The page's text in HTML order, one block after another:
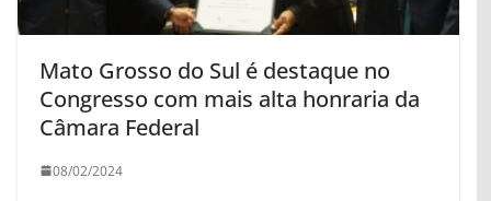
Mato Grosso do Sul é destaque no
Congresso com mais alta honraria da
Câmara Federal
08/02/2024